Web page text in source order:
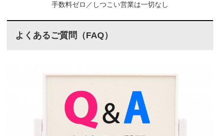
手数料ゼロ／しつこい営業は一切なし
よくあるご質問（FAQ）